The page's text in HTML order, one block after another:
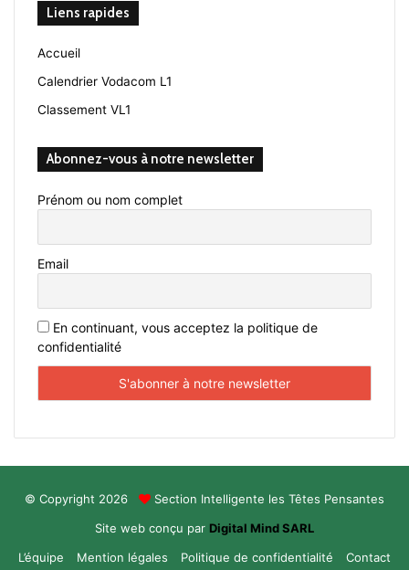
Liens rapides
Accueil
Calendrier Vodacom L1
Classement VL1
Abonnez-vous à notre newsletter
Prénom ou nom complet
Email
En continuant, vous acceptez la politique de
confidentialité
© Copyright 2026
Section Intelligente les Têtes Pensantes
Site web conçu par Digital Mind SARL
L’équipe
Mention légales Politique de confidentialité Contact